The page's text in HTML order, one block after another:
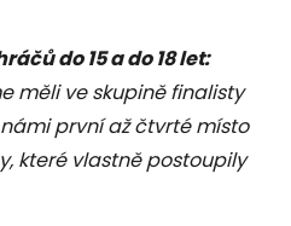
do 15 a do 18 let:
měli ve skupině finalisty
první až čtvrté místo
které vlastně postoupily